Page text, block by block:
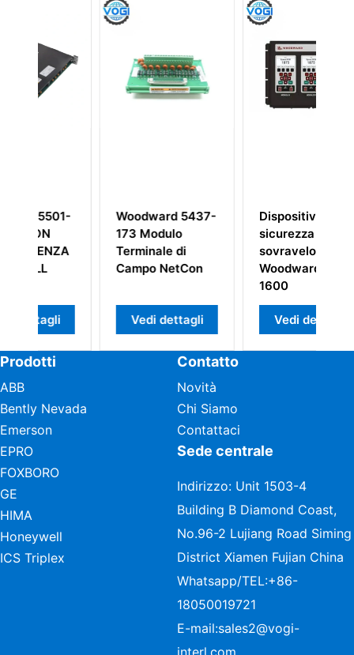
Woodward 5437-
173 Modulo
Terminale di
Campo NetCon
Vedi dettagli
Dispositivo di
sovravelocità
Woodward 8237-
Vedi dettagli
Prodotti
ABB
Bently Nevada
Emerson
EPRO
FOXBORO
GE
HIMA
Honeywell
ICS Triplex
Contatto
Novità
Chi Siamo
Contattaci
Sede centrale
Indirizzo: Unit 1503-4
Building B Diamond Coast,
No.96-2 Lujiang Road Siming
District Xiamen Fujian China
Whatsapp/TEL:+86-
18050019721
E-mail:sales2@vogi-